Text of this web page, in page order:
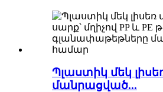
Պլաստիկ մեկ
մանրացված...